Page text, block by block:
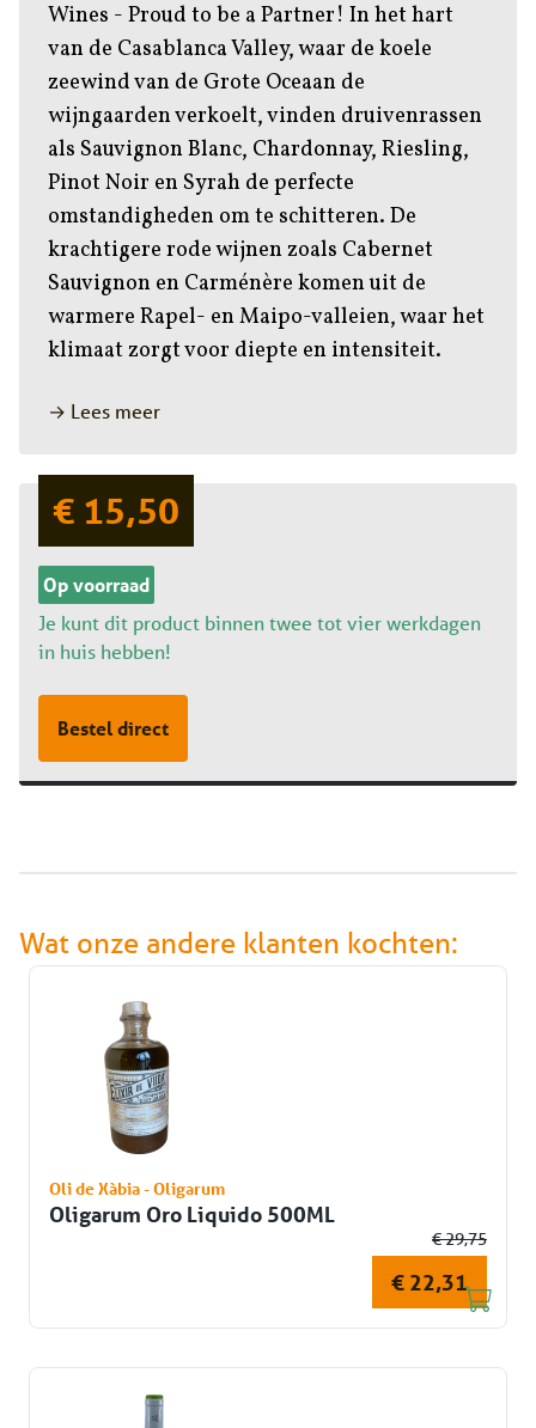
Wines - Proud to be a Partner! In het hart
van de Casablanca Valley, waar de koele
zeewind van de Grote Oceaan de
wijngaarden verkoelt, vinden druivenrassen
als Sauvignon Blanc, Chardonnay, Riesling,
Pinot Noir en Syrah de perfecte
omstandigheden om te schitteren. De
krachtigere rode wijnen zoals Cabernet
Sauvignon en Carménère komen uit de
warmere Rapel- en Maipo-valleien, waar het
klimaat zorgt voor diepte en intensiteit.
→ Lees meer
€ 15,50
Op voorraad
Je kunt dit product binnen twee tot vier werkdagen
in huis hebben!
Bestel direct
Wat onze andere klanten kochten:
Oli de Xàbia - Oligarum
Oligarum Oro Liquido 500ML
€ 29,75
€ 22,31